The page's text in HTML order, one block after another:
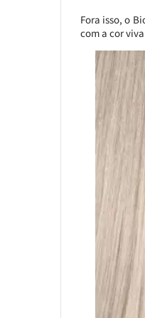
Fora isso, o
com a cor